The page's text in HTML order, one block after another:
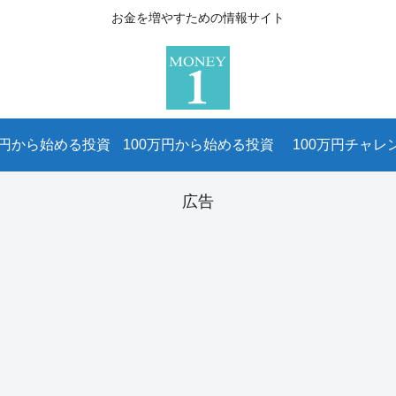
お金を増やすための情報サイト
から始める投資 100万円から始める投資 100万円チャレ
広告